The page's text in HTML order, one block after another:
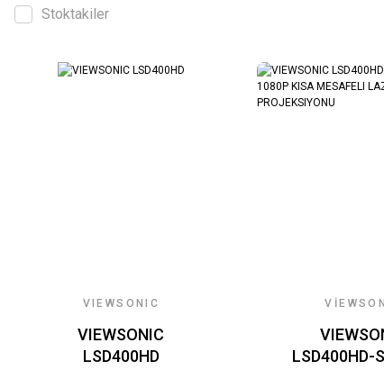
Stoktakiler
VIEWSONIC
VIEWSONIC
LSD400HD
LSD400HD-